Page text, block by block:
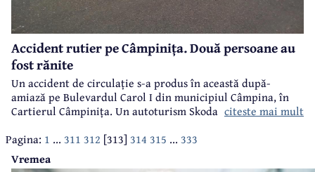
Accident rutier pe Câmpinița. Două persoane au
fost rănite
Un accident de circulație s-a produs în această după-
amiază pe Bulevardul Carol I din municipiul Câmpina, în
Cartierul Câmpinița. Un autoturism Skoda Octavia se
La intersecția cu Strada Dr. Constantin Istrati, conducătorul
auto, în vârstă de 68 de ani, a intrat pe contrasens și s-a
ciocnit cu o mașină mortuară.
citeste mai mult
Pagina: 1 ... 311 312 [313] 314 315 ... 333
Vremea